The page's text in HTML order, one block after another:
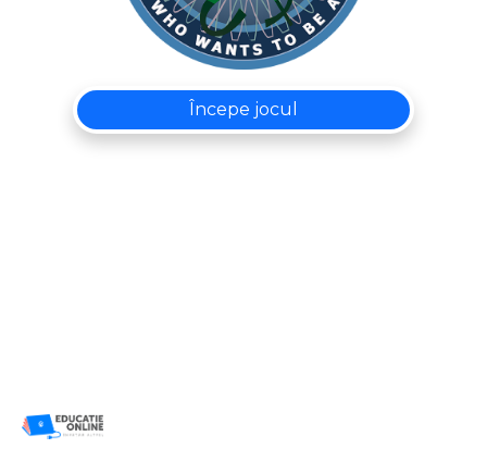
Începe jocul